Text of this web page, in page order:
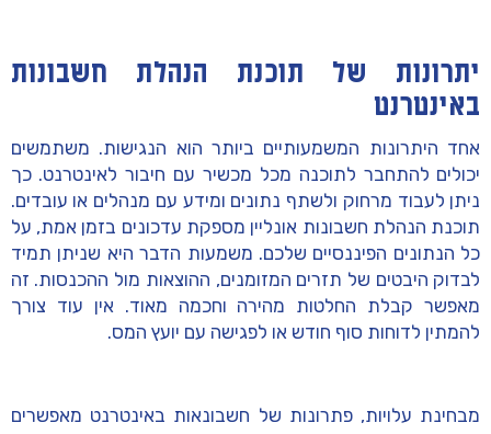
יתרונות של תוכנת הנהלת חשבונות
באינטרנט
אחד היתרונות המשמעותיים ביותר הוא הנגישות. משתמשים
יכולים להתחבר לתוכנה מכל מכשיר עם חיבור לאינטרנט. כך
ניתן לעבוד מרחוק ולשתף נתונים ומידע עם מנהלים או עובדים.
תוכנת הנהלת חשבונות אונליין מספקת עדכונים בזמן אמת, על
כל הנתונים הפיננסיים שלכם. משמעות הדבר היא שניתן תמיד
לבדוק היבטים של תזרים המזומנים, ההוצאות מול ההכנסות. זה
מאפשר קבלת החלטות מהירה וחכמה מאוד. אין עוד צורך
להמתין לדוחות סוף חודש או לפגישה עם יועץ המס.
מבחינת עלויות, פתרונות של חשבונאות באינטרנט מאפשרים